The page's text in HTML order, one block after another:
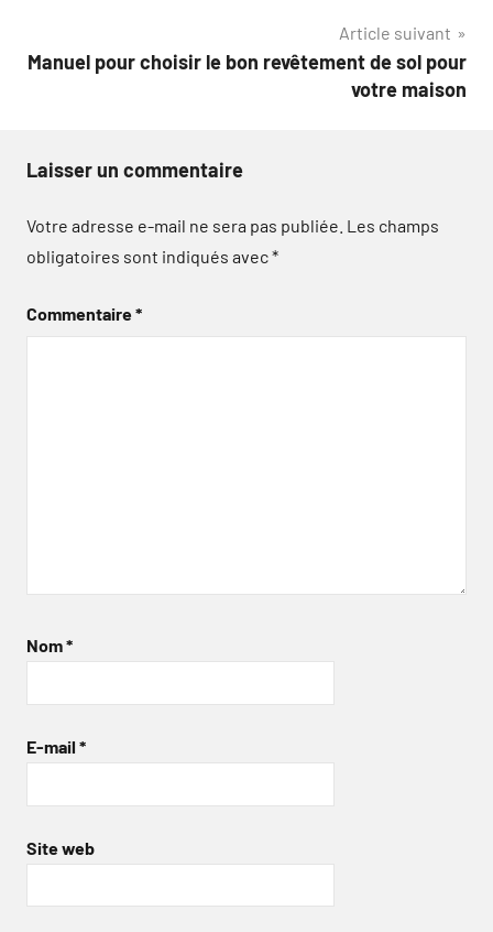
Article suivant
Manuel pour choisir le bon revêtement de sol pour
votre maison
Laisser un commentaire
Votre adresse e-mail ne sera pas publiée. Les champs
obligatoires sont indiqués avec*
Commentaire*
Nom*
E-mail *
Site web